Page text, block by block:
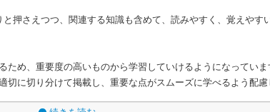
押さえつつ、関連する知識も含めて、読みやすく、覚えやす
ため、重要度の高いものから学習していけるようになってい
に切り分けて掲載し、重要な点がスムーズに学べるよう配慮